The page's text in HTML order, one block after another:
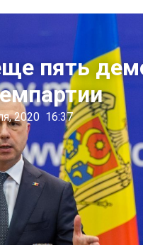
пять
2020 16:37